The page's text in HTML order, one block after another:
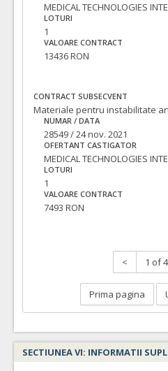
MEDICAL TECHNOLOGIES
LOTURI
1
VALOARE CONTRACT
13436 RON
CONTRACT SUBSECVENT
Materiale pentru instabilitate
NUMAR / DATA
28549 / 24 nov. 2021
OFERTANT CASTIGATOR
MEDICAL TECHNOLOGIES
LOTURI
1
VALOARE CONTRACT
7493 RON
< 1 of 4
Prima pagina
SECTIUNEA VI: INFORMATII